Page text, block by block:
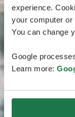
experience.
your computer or
You can change
Google
Learn more: